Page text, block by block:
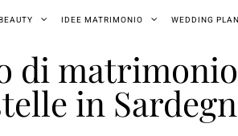
IDEE MATRIMONIO WEDDING
in